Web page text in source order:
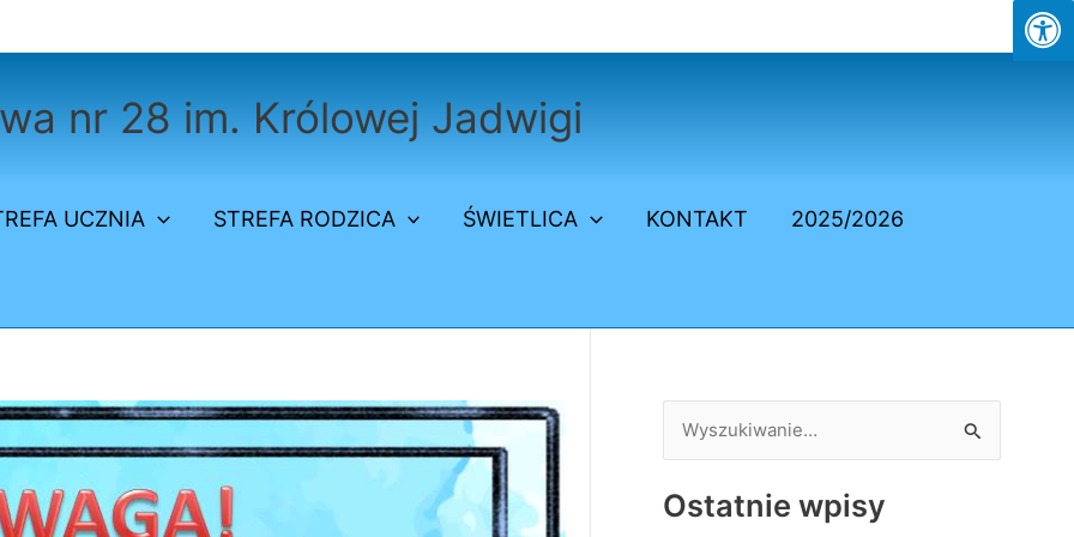
nr 28 im. Królowej Jadwigi
UCZNIA STREFA RODZICA ŚWIETLICA KONTAKT 2025/2026
u
Ostatnie wpisy